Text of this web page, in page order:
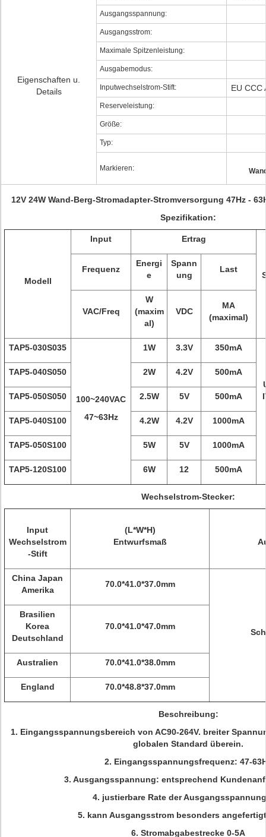
Eigenschaften u.
Details
Ausgangsspannung:
Ausgangsstrom:
Maximale Spitzenleistung:
Ausgabemodus:
Inputwechselstrom-Stift: EU CCC
Reserveleistung:
Größe:
Typ:
Markieren:
12V 24W Wand-Berg-Stromadapter-Stromversorgung 47Hz -
Spezifikation:
Modell
Input Ertrag
Frequenz
Energi
e
Spann
ung
Last
VAC/Freq
W
(maxim
al)
VDC
MA
(maximal)
TAP5-030S035
100~240VAC
47~63Hz
1W 3.3V 350mA
TAP5-040S050 2W 4.2V 500mA
TAP5-050S050 2.5W 5V 500mA
TAP5-040S100 4.2W 4.2V 1000mA
TAP5-050S100 5W 5V 1000mA
TAP5-120S100 6W 12 500mA
Wechselstrom-Stecker:
Input
Wechselstrom
-Stift
(L*W*H)
Entwurfsmaß
China Japan
Amerika
70.0*41.0*37.0mm
Brasilien
Korea
Deutschland
70.0*41.0*47.0mm
Australien 70.0*41.0*38.0mm
England 70.0*48.8*37.0mm
Beschreibung:
1. Eingangsspannungsbereich von AC90-264V. breiter
globalen Standard überein.
2. Eingangsspannungsfrequenz: 47-
3. Ausgangsspannung: entsprechend
4. justierbare Rate der
5. kann Ausgangsstrom besonders
6. Stromabgabestrecke 0-5A